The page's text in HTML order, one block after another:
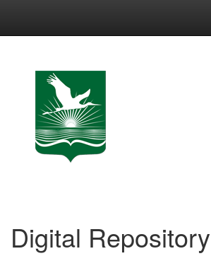
Digital Repository